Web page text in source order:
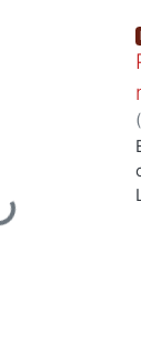
(